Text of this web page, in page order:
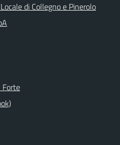
di Collegno e Pinerolo